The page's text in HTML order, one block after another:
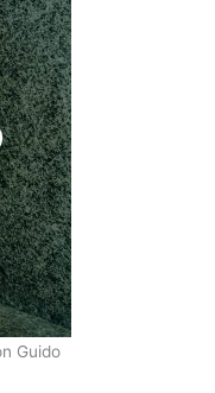
Guido